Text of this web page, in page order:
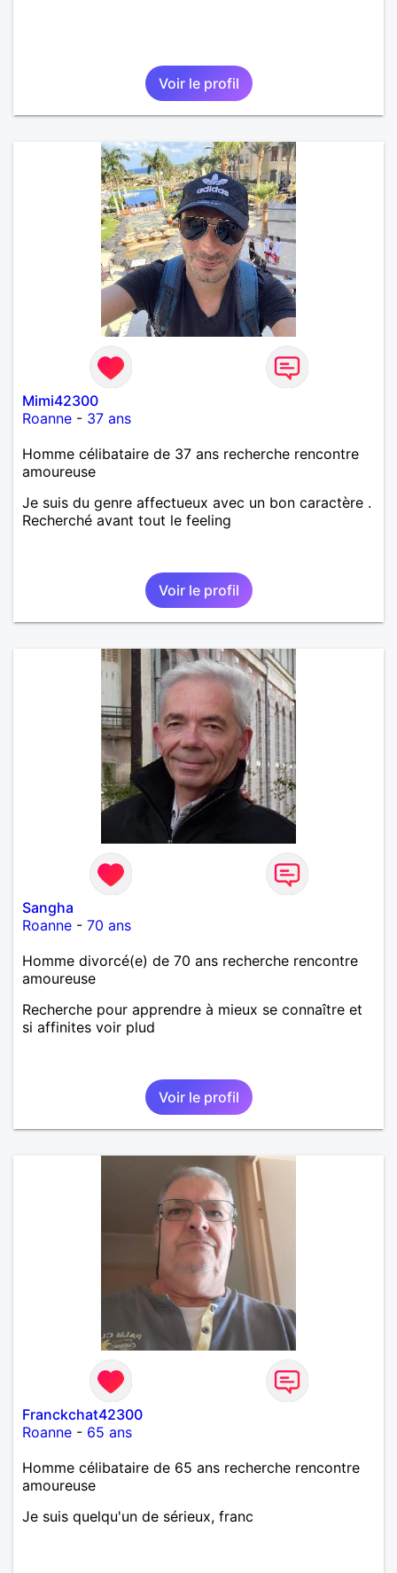
Voir le profil
Mimi42300
Roanne - 37 ans
Homme célibataire de 37 ans recherche rencontre
amoureuse
Je suis du genre affectueux avec un bon caractère .
Recherché avant tout le feeling
Voir le profil
Sangha
Roanne - 70 ans
Homme divorcé(e) de 70 ans recherche rencontre
amoureuse
Recherche pour apprendre à mieux se connaître et
si affinites voir plud
Voir le profil
Franckchat42300
Roanne - 65 ans
Homme célibataire de 65 ans recherche rencontre
amoureuse
Je suis quelqu'un de sérieux, franc